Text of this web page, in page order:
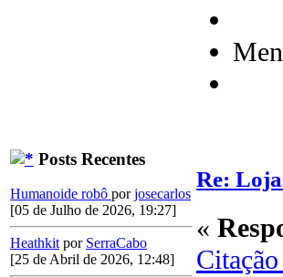
Posts Recentes
Humanoide robô porjosecarlos
[05 de Julho de 2026, 19:27]
Heathkit por SerraCabo
[25 de Abril de 2026, 12:48]
Re:
«